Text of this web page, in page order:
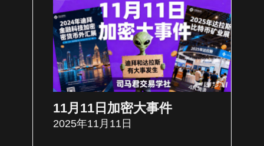
11月11日加密大事件
2025年11月11日